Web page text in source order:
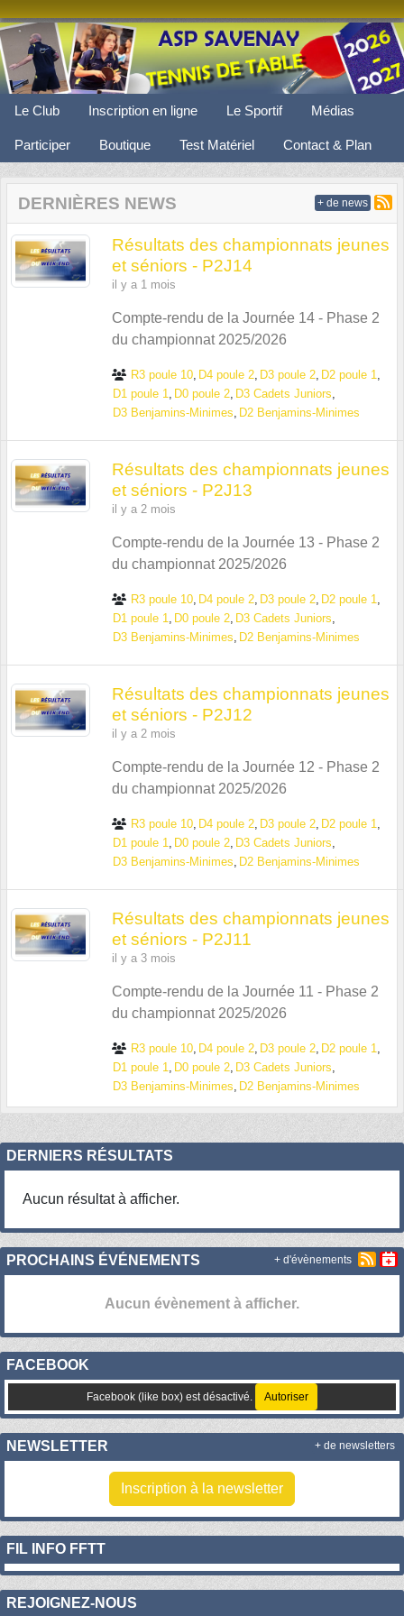
Le Club Inscription en ligne Le Sportif Médias
Participer Boutique Test Matériel Contact & Plan
DERNIÈRES NEWS
Résultats des championnats jeunes
et séniors - P2J14
il y a 1 mois
Compte-rendu de la Journée 14 - Phase 2
du championnat 2025/2026
R3 poule 10 D4 poule 2 D3 poule 2 D2 poule 1
D1 poule 1 D0 poule 2 D3 Cadets Juniors
D3 Benjamins-Minimes D2 Benjamins-Minimes
Résultats des championnats jeunes
et séniors - P2J13
il y a 2 mois
Compte-rendu de la Journée 13 - Phase 2
du championnat 2025/2026
R3 poule 10 D4 poule 2 D3 poule 2 D2 poule 1
D1 poule 1 D0 poule 2 D3 Cadets Juniors
D3 Benjamins-Minimes D2 Benjamins-Minimes
Résultats des championnats jeunes
et séniors - P2J12
il y a 2 mois
Compte-rendu de la Journée 12 - Phase 2
du championnat 2025/2026
R3 poule 10 D4 poule 2 D3 poule 2 D2 poule 1
D1 poule 1 D0 poule 2 D3 Cadets Juniors
D3 Benjamins-Minimes D2 Benjamins-Minimes
Résultats des championnats jeunes
et séniors - P2J11
il y a 3 mois
Compte-rendu de la Journée 11 - Phase 2
du championnat 2025/2026
R3 poule 10 D4 poule 2 D3 poule 2 D2 poule 1
D1 poule 1 D0 poule 2 D3 Cadets Juniors
D3 Benjamins-Minimes D2 Benjamins-Minimes
+ de news
DERNIERS RÉSULTATS
Aucun résultat à afficher.
PROCHAINS ÉVÉNEMENTS
Aucun évènement à afficher.
+ d'évènements
FACEBOOK
Facebook (like box) est désactivé. Autoriser
NEWSLETTER
Inscription à la newsletter
+ de newsletters
FIL INFO FFTT
REJOIGNEZ-NOUS